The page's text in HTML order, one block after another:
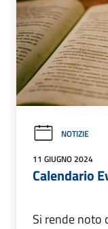
NOTIZIE
11 GIUGNO 2024
Calendario
Si rende noto